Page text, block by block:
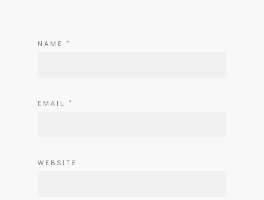
NAME *
EMAIL *
WEBSITE